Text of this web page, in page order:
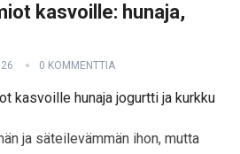
kasvoille: hunaja,
0 KOMMENTTIA
ja säteilevämmän ihon, mutta